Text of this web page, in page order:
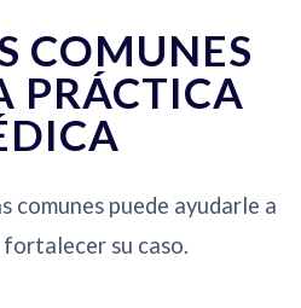
COMUNES
PRÁCTICA
comunes puede ayudarle a
su caso.